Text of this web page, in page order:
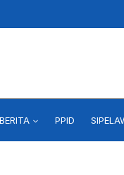
BERITA PPID